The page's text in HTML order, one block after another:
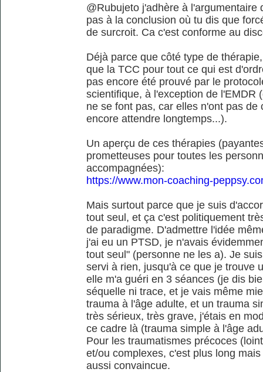
@Rubujeto j'adhère à
pas à la conclusion où tu dis que
de surcroit. Ca c'est conforme au
Déjà parce que côté type de
que la TCC pour tout ce qui est
pas encore été prouvé par le
scientifique, à l'exception de l'EMDR
ne se font pas, car elles n'ont pas
encore attendre longtemps...).
Un aperçu de ces thérapies
prometteuses pour toutes les
accompagnées):
https://www.mon-coaching-
Mais surtout parce que je suis
tout seul, et ça c'est politiquement
de paradigme. D'admettre l'idée
j'ai eu un PTSD, je n'avais
tout seul" (personne ne les a). Je
servi à rien, jusqu'à ce que je trouve
elle m'a guéri en 3 séances (je dis
séquelle ni trace, et je vais même
trauma à l'âge adulte, et un trauma
très sérieux, très grave, j'étais en
ce cadre là (trauma simple à l'âge
Pour les traumatismes précoces
et/ou complexes, c'est plus long
aussi convaincue.